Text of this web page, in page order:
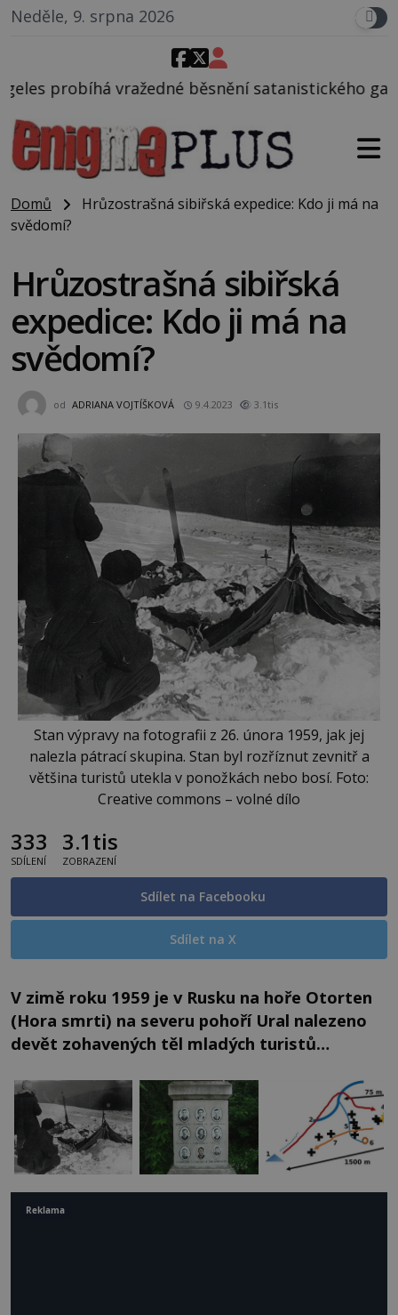
Neděle, 9. srpna 2026
běsnění satanistického gangu vedeného
Domů
Hrůzostrašná sibiřská expedice: Kdo ji má na
svědomí?
Hrůzostrašná sibiřská
expedice: Kdo ji má na
svědomí?
od ADRIANA VOJTÍŠKOVÁ 9.4.2023 3.1tis
Stan výpravy na fotografii z 26. února 1959, jak jej
nalezla pátrací skupina. Stan byl rozříznut zevnitř a
většina turistů utekla v ponožkách nebo bosí. Foto:
Creative commons – volné dílo
333
SDÍLENÍ
3.1tis
ZOBRAZENÍ
Sdílet na Facebooku
Sdílet na X
V zimě roku 1959 je v Rusku na hoře Otorten
(Hora smrti) na severu pohoří Ural nalezeno
devět zohavených těl mladých turistů…
Reklama